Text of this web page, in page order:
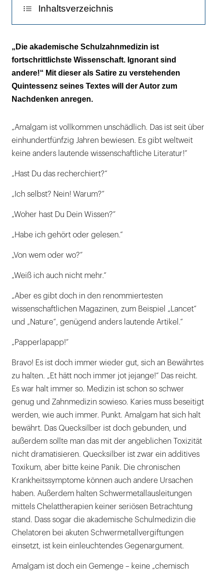
Inhaltsverzeichnis
Komplementäre Phantasie
INFO
Zum Autor
„Die akademische Schulzahnmedizin ist
fortschrittlichste Wissenschaft. Ignorant sind
andere!“ Mit dieser als Satire zu verstehenden
Quintessenz seines Textes will der Autor zum
Nachdenken anregen.
„Amalgam ist vollkommen unschädlich. Das ist seit über
einhundertfünfzig Jahren bewiesen. Es gibt weltweit
keine anders lautende wissenschaftliche Literatur!“
„Hast Du das recherchiert?“
„Ich selbst? Nein! Warum?“
„Woher hast Du Dein Wissen?“
„Habe ich gehört oder gelesen.“
„Von wem oder wo?“
„Weiß ich auch nicht mehr.“
„Aber es gibt doch in den renommiertesten
wissenschaftlichen Magazinen, zum Beispiel „Lancet“
und „Nature“, genügend anders lautende Artikel.“
„Papperlapapp!“
Bravo! Es ist doch immer wieder gut, sich an Bewährtes
zu halten. „Et hätt noch immer jot jejange!“ Das reicht.
Es war halt immer so. Medizin ist schon so schwer
genug und Zahnmedizin sowieso. Karies muss beseitigt
werden, wie auch immer. Punkt. Amalgam hat sich halt
bewährt. Das Quecksilber ist doch gebunden, und
außerdem sollte man das mit der angeblichen Toxizität
nicht dramatisieren. Quecksilber ist zwar ein additives
Toxikum, aber bitte keine Panik. Die chronischen
Krankheitssymptome können auch andere Ursachen
haben. Außerdem halten Schwermetallausleitungen
mittels Chelattherapien keiner seriösen Betrachtung
stand. Dass sogar die akademische Schulmedizin die
Chelatoren bei akuten Schwermetallvergiftungen
einsetzt, ist kein einleuchtendes Gegenargument.
Amalgam ist doch ein Gemenge – keine „chemisch